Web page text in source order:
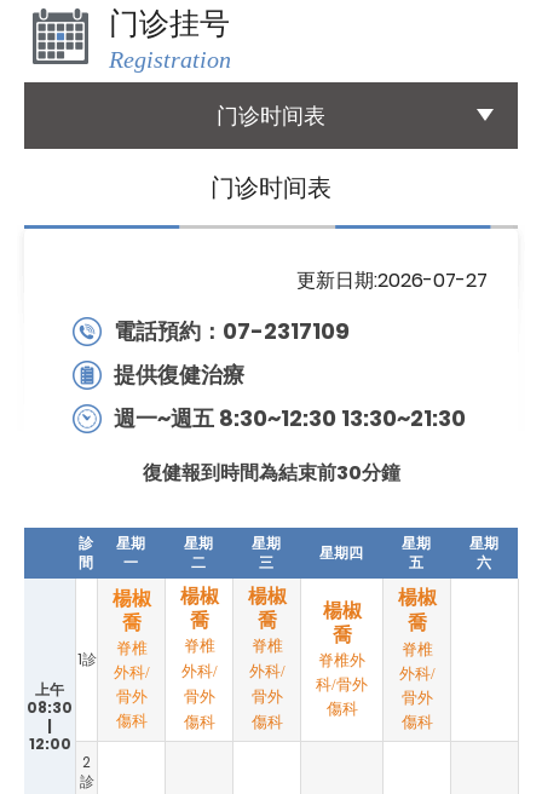
卫教专区
Health Education
友善连结
联络我们
门诊挂号
Registration
门诊时间表
门诊时间表
更新日期:2026-07-27
電話預約：07-2317109
提供復健治療
週一~週五 8:30~12:30 13:30~21:30
復健報到時間為結束前30分鐘
診
間
星期
一
星期
二
星期
三
星期四
星期
五
星期
六
上午
08:30
|
12:00
1診
楊椒
喬
脊椎
外科/
骨外
傷科
楊椒
喬
脊椎
外科/
骨外
傷科
楊椒
喬
脊椎
外科/
骨外
傷科
楊椒
喬
脊椎外
科/骨外
傷科
楊椒
喬
脊椎
外科/
骨外
傷科
2
診